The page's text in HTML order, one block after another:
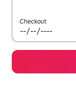
Checkout